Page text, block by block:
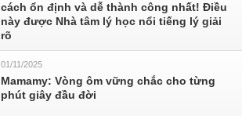
cách ổn định và dễ thành công nhất! Điều
này được Nhà tâm lý học nổi tiếng lý giải
rõ
01/11/2025
Mamamy: Vòng ôm vững chắc cho từng
phút giây đầu đời